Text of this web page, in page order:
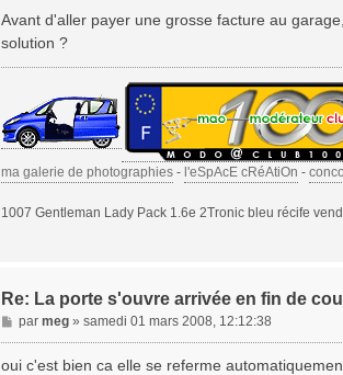
Avant d'aller payer une grosse facture au
solution ?
ma galerie de photographies - l'eSpAcE cRéAtiOn -
1007 Gentleman Lady Pack 1.6e 2Tronic bleu récife
Re: La porte s'ouvre arrivée en fin de
M
e
s
par meg» samedi 01 mars 2008, 12:12:38
oui c'est bien ca elle se referme